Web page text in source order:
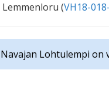
Lemmenloru (VH18-
Navajan Lohtulempi on